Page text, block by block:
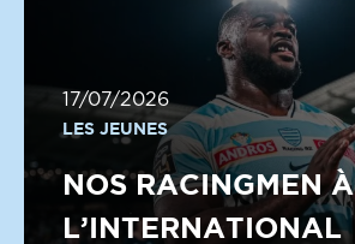
17/07/2026
LES JEUNES
NOS RACINGMEN À
L’INTERNATIONAL